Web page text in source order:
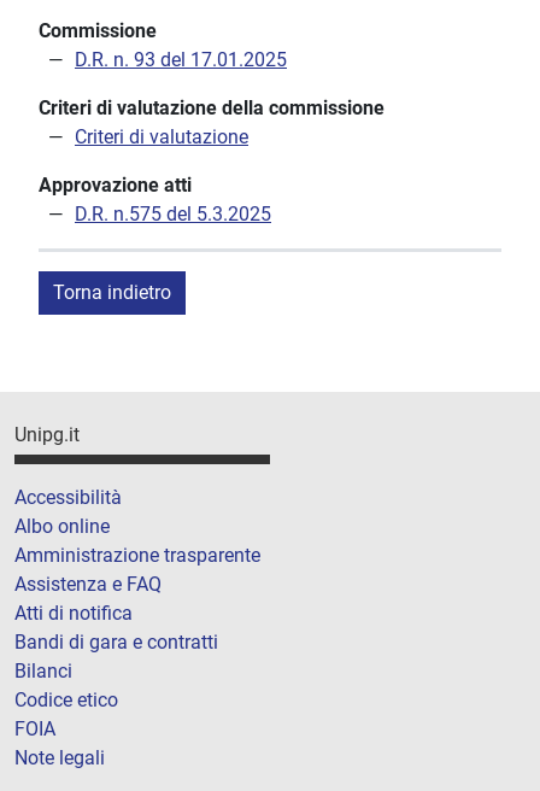
Commissione
D.R. n. 93 del 17.01.2025
Criteri di valutazione della commissione
Criteri di valutazione
Approvazione atti
D.R. n.575 del 5.3.2025
Torna indietro
Unipg.it
Accessibilità
Albo online
Amministrazione trasparente
Assistenza e FAQ
Atti di notifica
Bandi di gara e contratti
Bilanci
Codice etico
FOIA
Note legali